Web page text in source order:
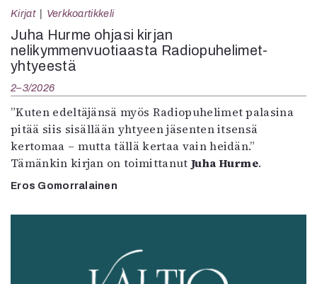
Kirjat Verkkoartikkeli
Juha Hurme ohjasi kirjan
nelikymmenvuotiaasta Radiopuhelimet-
yhtyeestä
2–3/2026
”Kuten edeltäjänsä myös Radiopuhelimet palasina
pitää siis sisällään yhtyeen jäsenten itsensä
kertomaa – mutta tällä kertaa vain heidän.”
Tämänkin kirjan on toimittanut Juha Hurme.
Eros Gomorralainen